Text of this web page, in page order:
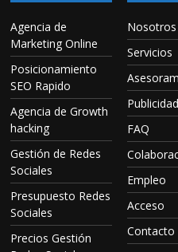
Agencia de
Marketing Online
Posicionamiento
SEO Rapido
Agencia de Growth
hacking
Gestión de Redes
Sociales
Presupuesto Redes
Sociales
Precios Gestión
Nosotros
Servicios
Publicidad
FAQ
Empleo
Acceso
Contacto